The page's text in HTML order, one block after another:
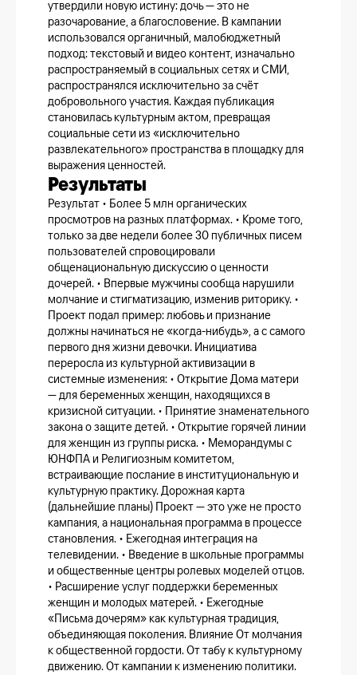
утвердили новую истину: дочь — это не
разочарование, а благословение. В кампании
использовался органичный, малобюджетный
подход: текстовый и видео контент, изначально
распространяемый в социальных сетях и СМИ,
распространялся исключительно за счёт
добровольного участия. Каждая публикация
становилась культурным актом, превращая
социальные сети из «исключительно
развлекательного» пространства в площадку для
выражения ценностей.
Результаты
Результат • Более 5 млн органических
просмотров на разных платформах. • Кроме того,
только за две недели более 30 публичных писем
пользователей спровоцировали
общенациональную дискуссию о ценности
дочерей. • Впервые мужчины сообща нарушили
молчание и стигматизацию, изменив риторику. •
Проект подал пример: любовь и признание
должны начинаться не «когда-нибудь», а с самого
первого дня жизни девочки. Инициатива
переросла из культурной активизации в
системные изменения: • Открытие Дома матери
— для беременных женщин, находящихся в
кризисной ситуации. • Принятие знаменательного
закона о защите детей. • Открытие горячей линии
для женщин из группы риска. • Меморандумы с
ЮНФПА и Религиозным комитетом,
встраивающие послание в институциональную и
культурную практику. Дорожная карта
(дальнейшие планы) Проект — это уже не просто
кампания, а национальная программа в процессе
становления. • Ежегодная интеграция на
телевидении. • Введение в школьные программы
и общественные центры ролевых моделей отцов.
• Расширение услуг поддержки беременных
женщин и молодых матерей. • Ежегодные
«Письма дочерям» как культурная традиция,
объединяющая поколения. Влияние От молчания
к общественной гордости. От табу к культурному
движению. От кампании к изменению политики.